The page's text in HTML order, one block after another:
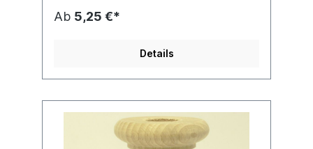
Ab 5,25 €*
Details